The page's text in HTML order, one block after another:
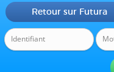
Retour sur Futura